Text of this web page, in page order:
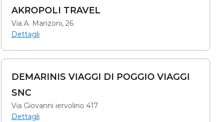
AKROPOLI TRAVEL
Via A. Manzoni, 26
Dettagli
DEMARINIS VIAGGI DI POGGIO VIAGGI
SNC
Via Giovanni iervolino 417
Dettagli